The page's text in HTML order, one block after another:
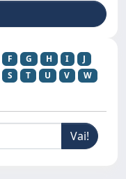
F G H I
J
S T U V
W